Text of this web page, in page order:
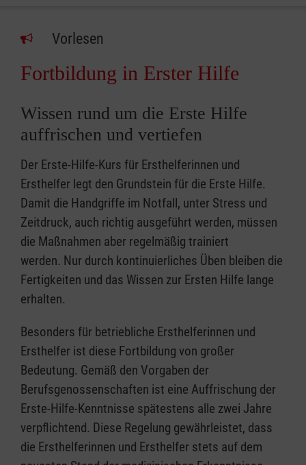
Vorlesen
Fortbildung in Erster Hilfe
Wissen rund um die Erste Hilfe
auffrischen und vertiefen
Der Erste-Hilfe-Kurs für Ersthelferinnen und
Ersthelfer legt den Grundstein für die Erste Hilfe.
Damit die Handgriffe im Notfall, unter Stress und
Zeitdruck, auch richtig ausgeführt werden, müssen
die Maßnahmen aber regelmäßig trainiert
werden. Nur durch kontinuierliches Üben bleiben die
Fertigkeiten und das Wissen zur Ersten Hilfe lange
erhalten.
Besonders für betriebliche Ersthelferinnen und
Ersthelfer ist diese Fortbildung von großer
Bedeutung. Gemäß den Vorgaben der
Berufsgenossenschaften ist eine Auffrischung der
Erste-Hilfe-Kenntnisse spätestens alle zwei Jahre
verpflichtend. Diese Regelung gewährleistet, dass
die Ersthelferinnen und Ersthelfer stets auf dem